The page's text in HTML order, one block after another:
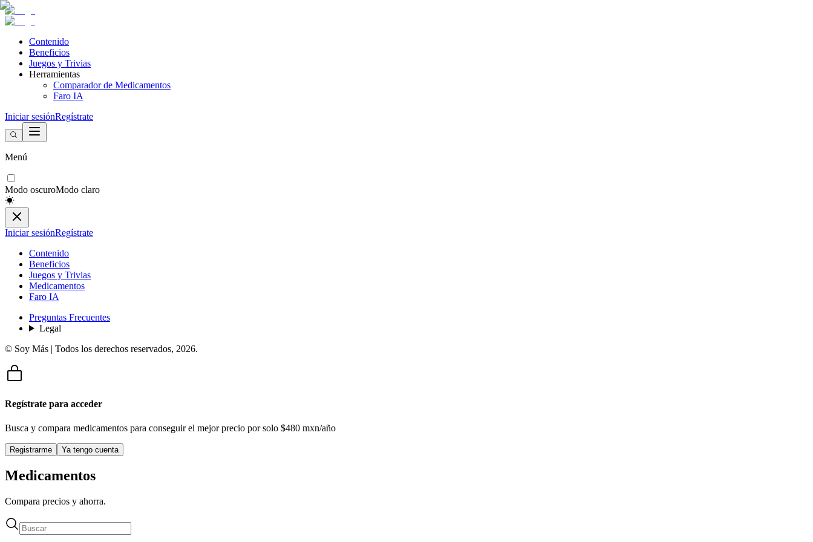
Contenido
Beneficios
Juegos y Trivias
Herramientas
Comparador de Medicamentos
Faro IA
Iniciar sesiónRegístrate
Menú
Modo oscuroModo claro
Iniciar sesiónRegístrate
Contenido
Beneficios
Juegos y Trivias
Medicamentos
Faro IA
Preguntas Frecuentes
Legal
© Soy Más | Todos los derechos reservados, 2026.
Regístrate para acceder
Busca y compara medicamentos para conseguir el mejor precio por solo $480 mxn/año
Registrarme Ya tengo cuenta
Medicamentos
Compara precios y ahorra.